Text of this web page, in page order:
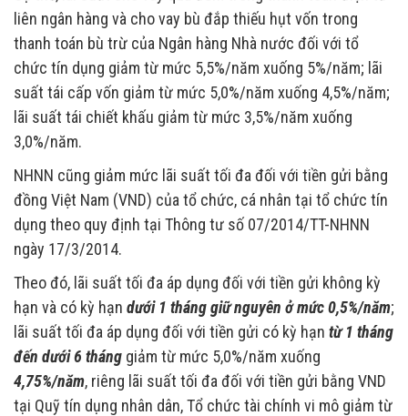
liên ngân hàng và cho vay bù đắp thiếu hụt vốn trong
thanh toán bù trừ của Ngân hàng Nhà nước đối với tổ
chức tín dụng giảm từ mức 5,5%/năm xuống 5%/năm; lãi
suất tái cấp vốn giảm từ mức 5,0%/năm xuống 4,5%/năm;
lãi suất tái chiết khấu giảm từ mức 3,5%/năm xuống
3,0%/năm.
NHNN cũng giảm mức lãi suất tối đa đối với tiền gửi bằng
đồng Việt Nam (VND) của tổ chức, cá nhân tại tổ chức tín
dụng theo quy định tại Thông tư số 07/2014/TT-NHNN
ngày 17/3/2014.
Theo đó, lãi suất tối đa áp dụng đối với tiền gửi không kỳ
hạn và có kỳ hạn dưới 1 tháng giữ nguyên ở mức0,5%/năm;
lãi suất tối đa áp dụng đối với tiền gửi có kỳ hạn từ 1 tháng
đến dưới 6 tháng giảm từ mức 5,0%/năm xuống
4,75%/năm, riêng lãi suất tối đa đối với tiền gửi bằng VND
tại Quỹ tín dụng nhân dân, Tổ chức tài chính vi mô giảm từ